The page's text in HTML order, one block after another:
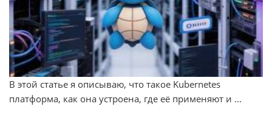
В этой статье я описываю, что такое Kubernetes
платформа, как она устроена, где её применяют и ...